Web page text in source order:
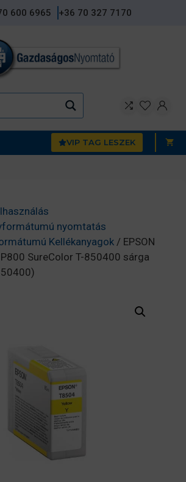
600 6965 +36 70 327 7170
VIP TAG LESZEK
nyomtatás
Kellékanyagok / EPSON
SureColor T-850400 sárga